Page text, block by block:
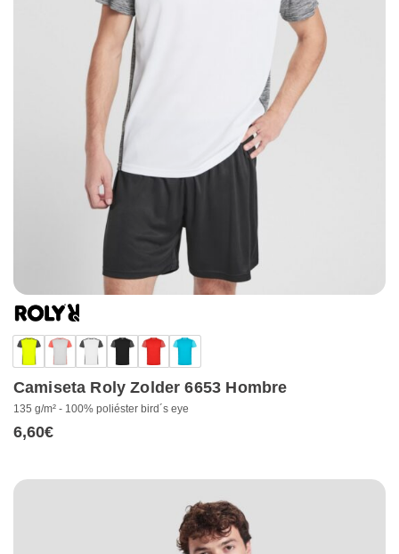
Camiseta Roly Zolder 6653 Hombre
135 g/m² - 100% poliéster bird´s eye
6,60€